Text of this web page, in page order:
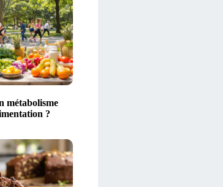
métabolisme
?